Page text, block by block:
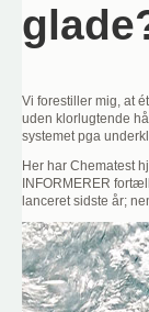
Vi forestiller mig, at
uden klorlugtende
systemet pga
Her har Chematest
INFORMERER
lanceret sidste år;